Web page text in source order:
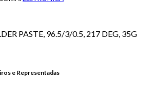
PASTE, 96.5/3/0.5, 217 DEG, 35G
e Representadas